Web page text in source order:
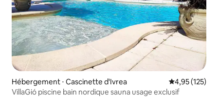
Hébergement ⋅ Cascinette d'Ivrea Évaluation
4,95 (125)
VillaGió piscine bain nordique sauna usage exclusif